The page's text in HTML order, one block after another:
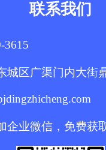
联系我们
3615
城区广渠门内大街
企业微信，免费获